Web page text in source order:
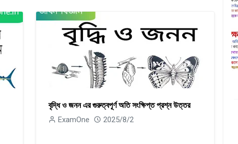
বৃদ্ধি ও জনন এর গুরুত্বপূর্ণ অতি সংক্ষিপ্ত প্রশ্ন উত্তর
ExamOne 2025/8/2